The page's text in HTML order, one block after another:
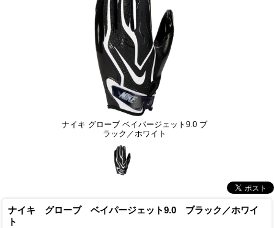
ナイキ グローブ ベイパージェット9.0 ブ
ラック／ホワイト
ナイキ グローブ ベイパージェット9.0 ブラック／ホワイ
ト